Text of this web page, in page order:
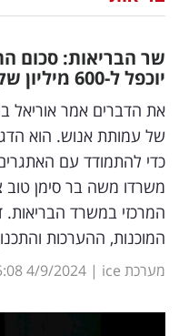
דיגיטל
וטק
שיווק
ופרסום
משפט
מדדים
שר הבריאות: סכום
יוכפל ל-600 מיליון שקל
של עמותת אנוש. הוא
כדי להתמודד עם
משרדו משה בר סימן טוב
המרכזי במשרד
המוכנות, ההערכות
מערכת ice |
4/9/2024